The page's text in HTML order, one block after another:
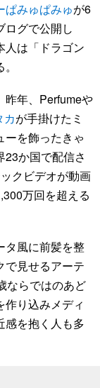
ぱみゅぱみゅが6
ログで公開し
人は「ドラゴン
年、Perfumeや
カが手掛けたミ
ーを飾ったきゃ
23か国で配信さ
クビデオが動画
万回を超える
タ風に前髪を整
で見せるアーテ
ならではのあど
り込みメディ
感を抱く人も多